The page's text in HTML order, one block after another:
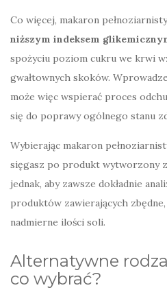
Co więcej, makaron
niższym indeksem
spożyciu poziom cukru we krwi
gwałtownych skoków.
może więc wspierać proces
się do poprawy ogólnego stanu
Wybierając makaron
sięgasz po produkt wytworzony z
jednak, aby zawsze dokładnie
produktów zawierających
nadmierne ilości soli.
Alternatywne
co wybrać?